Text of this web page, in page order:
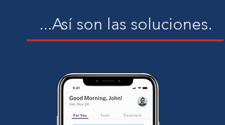
...Así son las soluciones.